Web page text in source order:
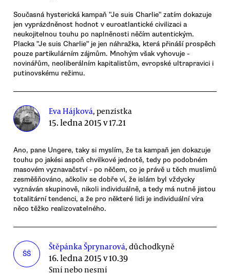
Současná hysterická kampaň "Je suis Charlie" zatím dokazuje
jen vyprázdněnost hodnot v euroatlantické civilizaci a
neukojitelnou touhu po naplněnosti něčím autentickým.
Placka "Je suis Charlie" je jen náhražka, která přináší prospěch
pouze partikulárním zájmům. Mnohým však vyhovuje -
novinářům, neoliberálním kapitalistům, evropské ultrapravici i
putinovskému režimu.
Eva Hájková, penzistka
15. ledna 2015 v 17.21
Ano, pane Ungere, taky si myslím, že ta kampaň jen dokazuje
touhu po jakési aspoň chvilkové jednotě, tedy po podobném
masovém vyznavačství - po něčem, co je právě u těch muslimů
zesměšňováno, ačkoliv se dobře ví, že islám byl vždycky
vyznáván skupinově, nikoli individuálně, a tedy má nutně jistou
totalitární tendenci, a že pro některé lidi je individuální víra
něco těžko realizovatelného.
ŠŠ
Štěpánka Šprynarová, důchodkyně
16. ledna 2015 v 10.39
Smí nebo nesmí